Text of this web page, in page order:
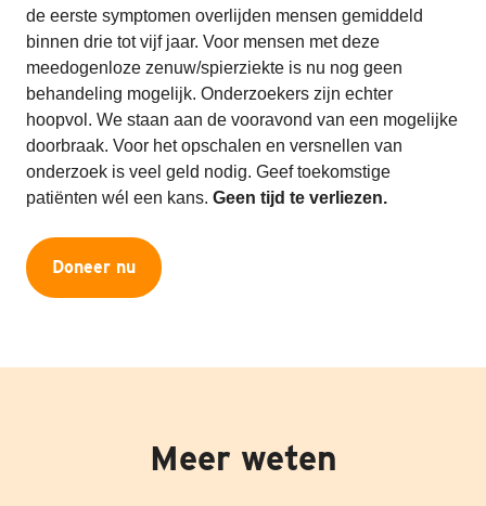
de eerste symptomen overlijden mensen gemiddeld
binnen drie tot vijf jaar. Voor mensen met deze
meedogenloze zenuw/spierziekte is nu nog geen
behandeling mogelijk. Onderzoekers zijn echter
hoopvol. We staan aan de vooravond van een mogelijke
doorbraak. Voor het opschalen en versnellen van
onderzoek is veel geld nodig. Geef toekomstige
patiënten wél een kans. Geen tijd te verliezen.
Doneer nu
Meer weten